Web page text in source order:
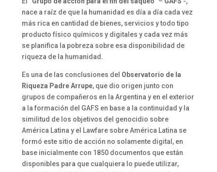
nace a raíz de que la humanidad es día a día cada vez
más rica en cantidad de bienes, servicios y todo tipo
producto físico químicos y digitales y cada vez más
se planifica la pobreza sobre esa disponibilidad de
riqueza de la humanidad.
Es una de las conclusiones del Observatorio de la
Riqueza Padre Arrupe, que dio origen junto con
grupos de compañeros en la Argentina y en el exterior
a la formación del GAFS en base a la continuidad y la
similitud de los objetivos del genocidio sobre
América Latina y el Lawfare sobre América Latina se
formó este sitio de acción no solamente digital, en
base inicialmente con 1850 documentos que están
disponibles para que cualquiera lo puede utilizar,